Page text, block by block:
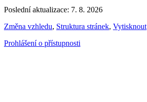
Poslední aktualizace: 7. 8. 2026
Změna vzhledu, Struktura stránek, Vytisknout
Prohlášení o přístupnosti